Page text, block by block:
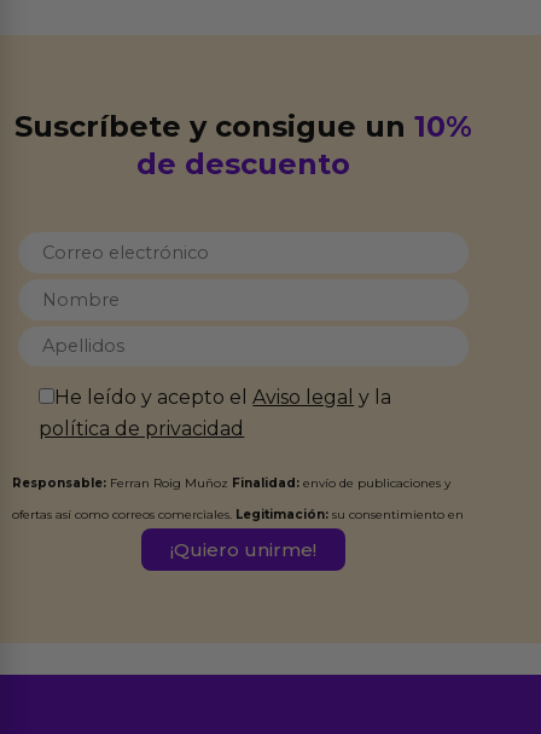
Suscríbete y consigue un10%
de descuento
He leído y acepto elAviso legal y la
política de privacidad
Responsable: Ferran Roig Muñoz Finalidad: envío de publicaciones y
ofertas así como correos comerciales. Legitimación: su consentimiento en
Destinatarios:Ferran Roig Muñoz. Podrás ejercer tus